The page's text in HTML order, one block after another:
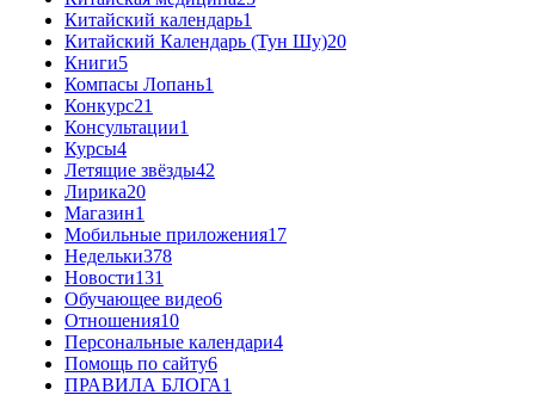
Китайский календарь1
Китайский Календарь (Тун Шу)20
Книги5
Компасы Лопань1
Конкурс21
Консультации1
Курсы4
Летящие звёзды42
Лирика20
Магазин1
Мобильные приложения17
Недельки378
Новости131
Обучающее видео6
Отношения10
Персональные календари4
Помощь по сайту6
ПРАВИЛА БЛОГА1